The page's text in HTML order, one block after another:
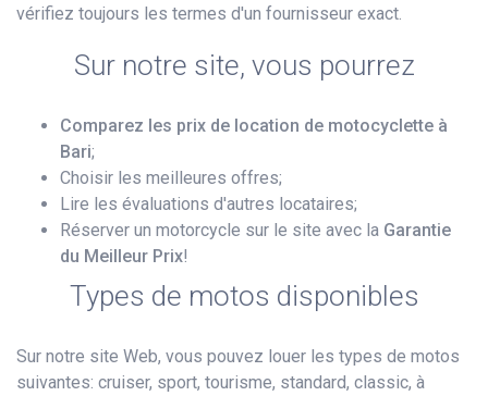
vérifiez toujours les termes d'un fournisseur exact.
Sur notre site, vous pourrez
Comparez les prix de location de motocyclette à
Bari;
Choisir les meilleures offres;
Lire les évaluations d'autres locataires;
Réserver un motorcycle sur le site avec la Garantie
du Meilleur Prix!
Types de motos disponibles
Sur notre site Web, vous pouvez louer les types de motos
suivantes: cruiser, sport, tourisme, standard, classic, à